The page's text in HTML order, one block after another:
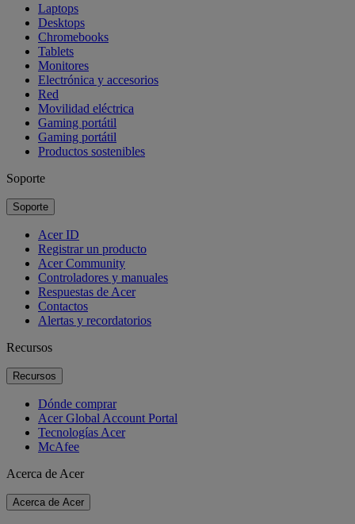
Laptops
Desktops
Chromebooks
Tablets
Monitores
Electrónica y accesorios
Red
Movilidad eléctrica
Gaming portátil
Gaming portátil
Productos sostenibles
Soporte
Soporte
Acer ID
Registrar un producto
Acer Community
Controladores y manuales
Respuestas de Acer
Contactos
Alertas y recordatorios
Recursos
Recursos
Dónde comprar
Acer Global Account Portal
Tecnologías Acer
McAfee
Acerca de Acer
Acerca de Acer